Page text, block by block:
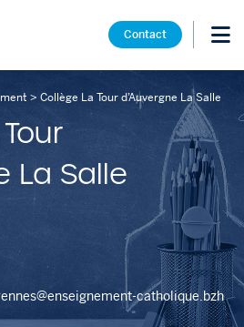
Contact
> Collège La Tour d’Auvergne La Salle
La Salle
catholique.bzh